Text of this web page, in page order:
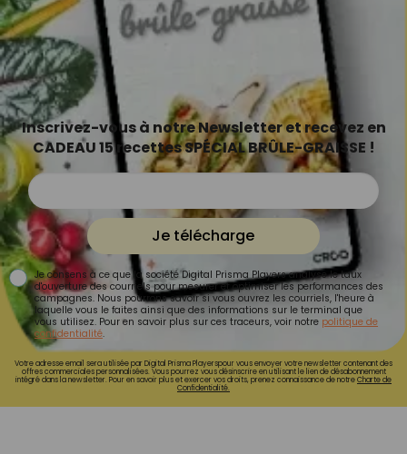
Inscrivez-vous à notre Newsletter et recevez en
CADEAU 15 recettes SPÉCIAL BRÛLE-GRAISSE !
Je télécharge
Je consens à ce que la société Digital Prisma Players analyse le taux
d'ouverture des courriels pour mesurer et optimiser les performances des
campagnes. Nous pourrons savoir si vous ouvrez les courriels, l'heure à
laquelle vous le faites ainsi que des informations sur le terminal que
vous utilisez. Pour en savoir plus sur ces traceurs, voir notre politique de
confidentialité.
Votre adresse email sera utilisée par Digital Prisma Playerspour vous envoyer votre newsletter contenant des
offres commerciales personnalisées. Vous pourrez vous désinscrire en utilisant le lien de désabonnement
intégré dans la newsletter. Pour en savoir plus et exercer vos droits, prenez connaissance de notreCharte de
Confidentialité.